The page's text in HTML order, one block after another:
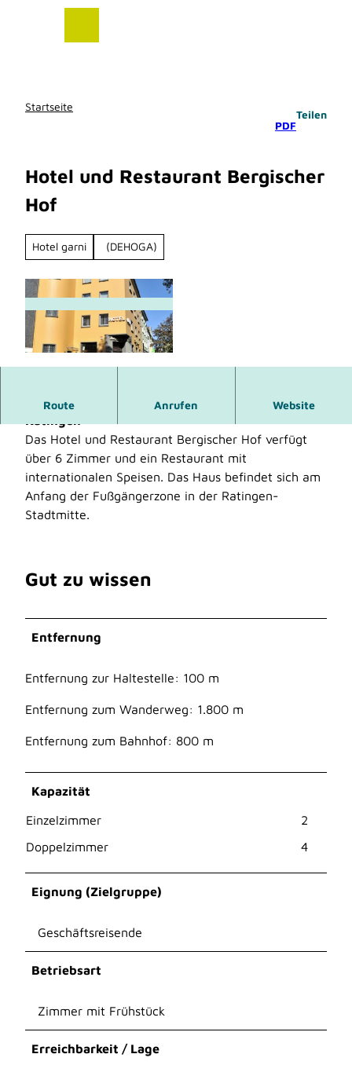
Startseite
PDF
Teilen
Hotel und Restaurant Bergischer
Hof
Hotel garni (DEHOGA)
Route Anrufen Website
Kleines familiengeführtes Bed & Breakfast in
Das Hotel und Restaurant Bergischer Hof verfügt
über 6 Zimmer und ein Restaurant mit
internationalen Speisen. Das Haus befindet sich am
Anfang der Fußgängerzone in der Ratingen-
Stadtmitte.
Gut zu wissen
Entfernung
Entfernung zur Haltestelle: 100 m
Entfernung zum Wanderweg: 1.800 m
Entfernung zum Bahnhof: 800 m
Kapazität
Einzelzimmer
2
Doppelzimmer
4
Eignung (Zielgruppe)
Geschäftsreisende
Betriebsart
Zimmer mit Frühstück
Erreichbarkeit / Lage